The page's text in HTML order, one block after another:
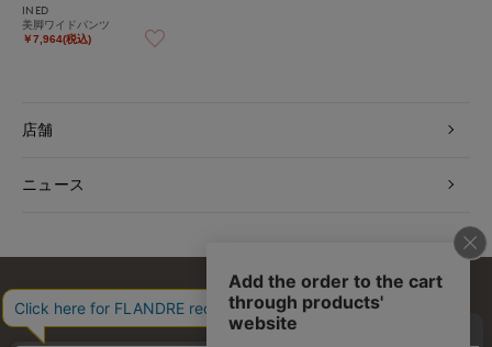
INED
美脚ワイドパンツ
￥7,964(税込)
店舗
ニュース